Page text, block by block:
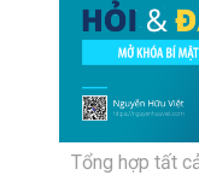
Tổng hợp tất